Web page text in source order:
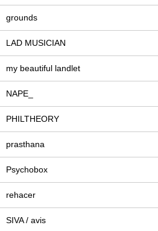
grounds
LAD MUSICIAN
my beautiful landlet
NAPE_
PHILTHEORY
prasthana
Psychobox
rehacer
SIVA / avis